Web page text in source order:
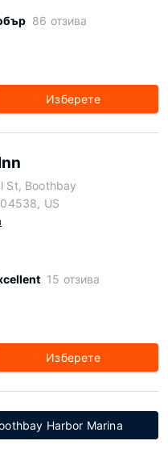
86 отзива
Изберете
St, Boothbay
US
15 отзива
Изберете
Harbor Marina